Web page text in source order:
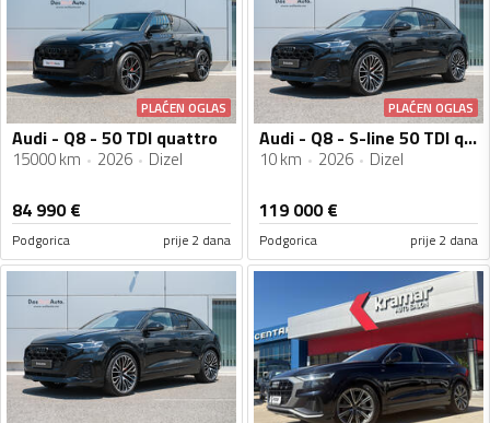
PLAĆEN OGLAS
Audi - Q8 - 50 TDI quattro
15000 km 2026 Dizel
84 990€
Podgorica prije 2 dana
PLAĆEN OGLAS
Audi - Q8 - S-line 50 TDI quattro
10 km 2026 Dizel
119 000€
Podgorica prije 2 dana